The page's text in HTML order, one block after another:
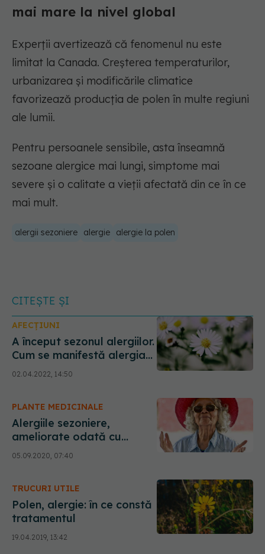
mai mare la nivel global
Experții avertizează că fenomenul nu este
limitat la Canada. Creșterea temperaturilor,
urbanizarea și modificările climatice
favorizează producția de polen în multe regiuni
ale lumii.
Pentru persoanele sensibile, asta înseamnă
sezoane alergice mai lungi, simptome mai
severe și o calitate a vieții afectată din ce în ce
mai mult.
alergii sezoniere alergie alergie la polen
CITEȘTE ȘI
AFECȚIUNI
A început sezonul alergiilor.
Cum se manifestă alergia
la POLEN
02.04.2022, 14:50
PLANTE MEDICINALE
Alergiile sezoniere,
ameliorate odată cu
înaintarea în vârstă
05.09.2020, 07:40
TRUCURI UTILE
Polen, alergie: în ce constă
tratamentul
19.04.2019, 13:42